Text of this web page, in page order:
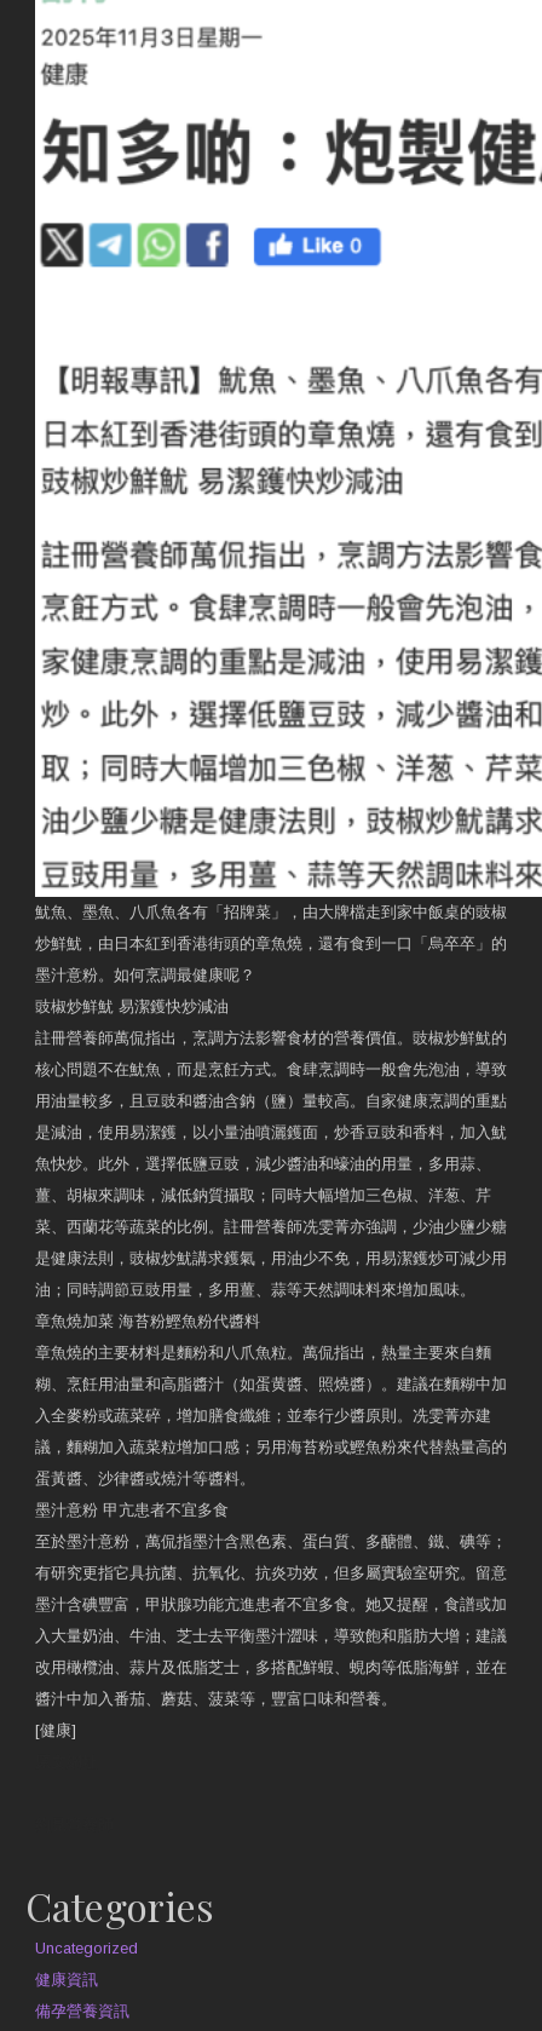
魷魚、墨魚、八爪魚各有「招牌菜」，由大牌檔走到家中飯桌的豉椒
炒鮮魷，由日本紅到香港街頭的章魚燒，還有食到一口「烏卒卒」的
墨汁意粉。如何烹調最健康呢？
豉椒炒鮮魷 易潔鑊快炒減油
註冊營養師萬侃指出，烹調方法影響食材的營養價值。豉椒炒鮮魷的
核心問題不在魷魚，而是烹飪方式。食肆烹調時一般會先泡油，導致
用油量較多，且豆豉和醬油含鈉（鹽）量較高。自家健康烹調的重點
是減油，使用易潔鑊，以小量油噴灑鑊面，炒香豆豉和香料，加入魷
魚快炒。此外，選擇低鹽豆豉，減少醬油和蠔油的用量，多用蒜、
薑、胡椒來調味，減低鈉質攝取；同時大幅增加三色椒、洋葱、芹
菜、西蘭花等蔬菜的比例。註冊營養師冼雯菁亦強調，少油少鹽少糖
是健康法則，豉椒炒魷講求鑊氣，用油少不免，用易潔鑊炒可減少用
油；同時調節豆豉用量，多用薑、蒜等天然調味料來增加風味。
章魚燒加菜 海苔粉鰹魚粉代醬料
章魚燒的主要材料是麵粉和八爪魚粒。萬侃指出，熱量主要來自麵
糊、烹飪用油量和高脂醬汁（如蛋黄醬、照燒醬）。建議在麵糊中加
入全麥粉或蔬菜碎，增加膳食纖維；並奉行少醬原則。冼雯菁亦建
議，麵糊加入蔬菜粒增加口感；另用海苔粉或鰹魚粉來代替熱量高的
蛋黃醬、沙律醬或燒汁等醬料。
墨汁意粉 甲亢患者不宜多食
至於墨汁意粉，萬侃指墨汁含黑色素、蛋白質、多醣體、鐵、碘等；
有研究更指它具抗菌、抗氧化、抗炎功效，但多屬實驗室研究。留意
墨汁含碘豐富，甲狀腺功能亢進患者不宜多食。她又提醒，食譜或加
入大量奶油、牛油、芝士去平衡墨汁澀味，導致飽和脂肪大增；建議
改用橄欖油、蒜片及低脂芝士，多搭配鮮蝦、蜆肉等低脂海鮮，並在
醬汁中加入番茄、蘑菇、菠菜等，豐富口味和營養。
[健康]
Categories
Uncategorized
健康資訊
備孕營養資訊